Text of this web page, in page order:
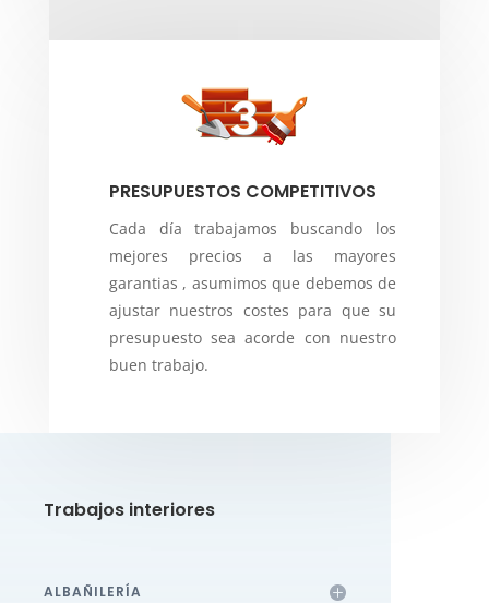
PRESUPUESTOS COMPETITIVOS
Cada día trabajamos buscando los
mejores precios a las mayores
garantias , asumimos que debemos de
ajustar nuestros costes para que su
presupuesto sea acorde con nuestro
buen trabajo.
Trabajos interiores
ALBAÑILERÍA